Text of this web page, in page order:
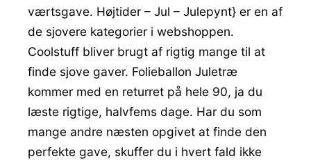
værtsgave. Højtider – Jul – Julepynt} er en af
de sjovere kategorier i webshoppen.
Coolstuff bliver brugt af rigtig mange til at
finde sjove gaver. Folieballon Juletræ
kommer med en returret på hele 90, ja du
læste rigtige, halvfems dage. Har du som
mange andre næsten opgivet at finde den
perfekte gave, skuffer du i hvert fald ikke